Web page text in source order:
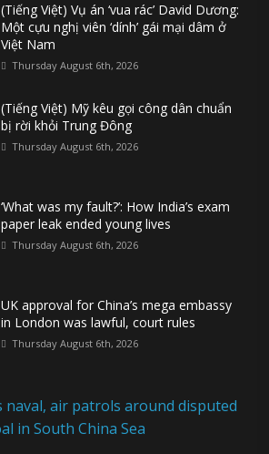
(Tiếng Việt) Vụ án ‘vua rác’ David Dương:
Một cựu nghị viên ‘dính’ gái mại dâm ở
Việt Nam
Thursday August 6th, 2026
(Tiếng Việt) Mỹ kêu gọi công dân chuẩn
bị rời khỏi Trung Đông
Thursday August 6th, 2026
‘What was my fault?’: How India’s exam
paper leak ended young lives
Thursday August 6th, 2026
UK approval for China’s mega embassy
in London was lawful, court rules
Thursday August 6th, 2026